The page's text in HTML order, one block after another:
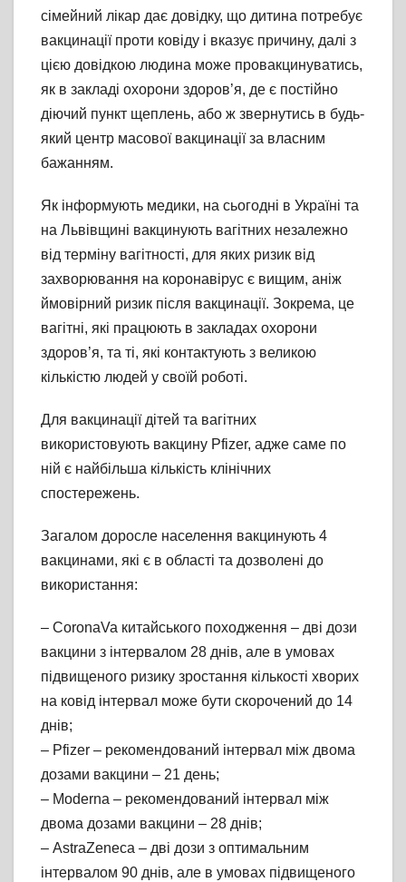
сімейний лікар дає довідку, що дитина потребує
вакцинації проти ковіду і вказує причину, далі з
цією довідкою людина може провакцинуватись,
як в закладі охорони здоров’я, де є постійно
діючий пункт щеплень, або ж звернутись в будь-
який центр масової вакцинації за власним
бажанням.
Як інформують медики, на сьогодні в Україні та
на Львівщині вакцинують вагітних незалежно
від терміну вагітності, для яких ризик від
захворювання на коронавірус є вищим, аніж
ймовірний ризик після вакцинації. Зокрема, це
вагітні, які працюють в закладах охорони
здоров’я, та ті, які контактують з великою
кількістю людей у своїй роботі.
Для вакцинації дітей та вагітних
використовують вакцину Pfizer, адже саме по
ній є найбільша кількість клінічних
спостережень.
Загалом доросле населення вакцинують 4
вакцинами, які є в області та дозволені до
використання:
– CoronaVa китайського походження – дві дози
вакцини з інтервалом 28 днів, але в умовах
підвищеного ризику зростання кількості хворих
на ковід інтервал може бути скорочений до 14
днів;
– Pfizer – рекомендований інтервал між двома
дозами вакцини – 21 день;
– Moderna – рекомендований інтервал між
двома дозами вакцини – 28 днів;
– AstraZeneca – дві дози з оптимальним
інтервалом 90 днів, але в умовах підвищеного